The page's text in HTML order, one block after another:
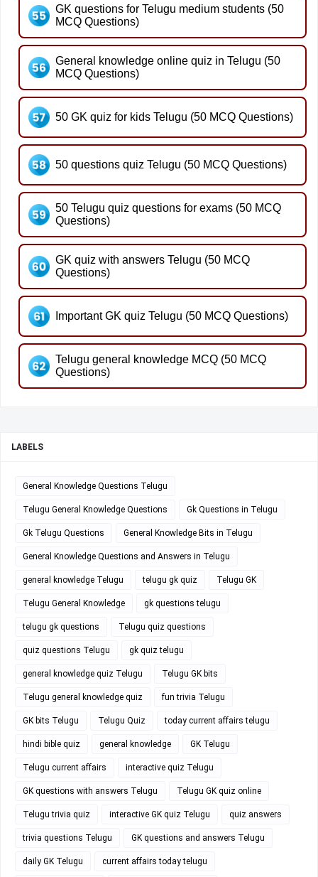
GK questions for Telugu medium students (50
MCQ Questions)
General knowledge online quiz in Telugu (50
MCQ Questions)
50 GK quiz for kids Telugu (50 MCQ Questions)
50 questions quiz Telugu (50 MCQ Questions)
50 Telugu quiz questions for exams (50 MCQ
Questions)
GK quiz with answers Telugu (50 MCQ
Questions)
Important GK quiz Telugu (50 MCQ Questions)
Telugu general knowledge MCQ (50 MCQ
Questions)
LABELS
General Knowledge Questions Telugu
Telugu General Knowledge Questions Gk Questions in Telugu
Gk Telugu Questions General Knowledge Bits in Telugu
General Knowledge Questions and Answers in Telugu
general knowledge Telugu telugu gk quiz Telugu GK
Telugu General Knowledge gk questions telugu
telugu gk questions Telugu quiz questions
quiz questions Telugu gk quiz telugu
general knowledge quiz Telugu Telugu GK bits
Telugu general knowledge quiz fun trivia Telugu
GK bits Telugu Telugu Quiz today current affairs telugu
hindi bible quiz general knowledge GK Telugu
Telugu current affairs interactive quiz Telugu
GK questions with answers Telugu Telugu GK quiz online
Telugu trivia quiz interactive GK quiz Telugu quiz answers
trivia questions Telugu GK questions and answers Telugu
daily GK Telugu current affairs today telugu